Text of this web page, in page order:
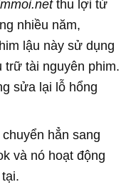
thu lợi từ
nhiều năm,
lậu này sử dụng
trữ tài nguyên phim.
sửa lại lỗ hổng
hẳn sang
và nó hoạt động